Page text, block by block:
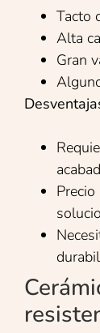
Tacto
Alta
Gran